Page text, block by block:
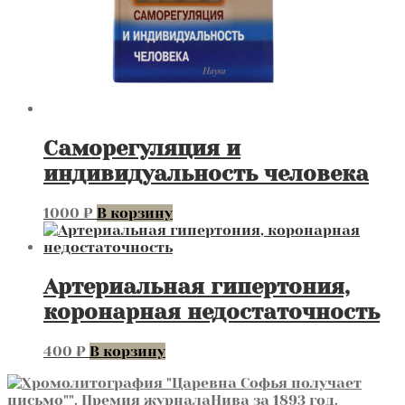
Саморегуляция и
индивидуальность человека
1000 ₽ В корзину
Артериальная гипертония,
коронарная недостаточность
400 ₽ В корзину